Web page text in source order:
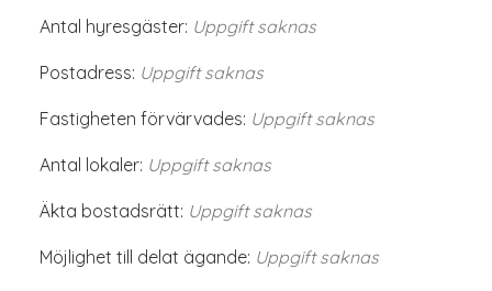
Antal hyresgäster: Uppgift saknas
Postadress: Uppgift saknas
Fastigheten förvärvades: Uppgift saknas
Antal lokaler: Uppgift saknas
Äkta bostadsrätt: Uppgift saknas
Möjlighet till delat ägande: Uppgift saknas